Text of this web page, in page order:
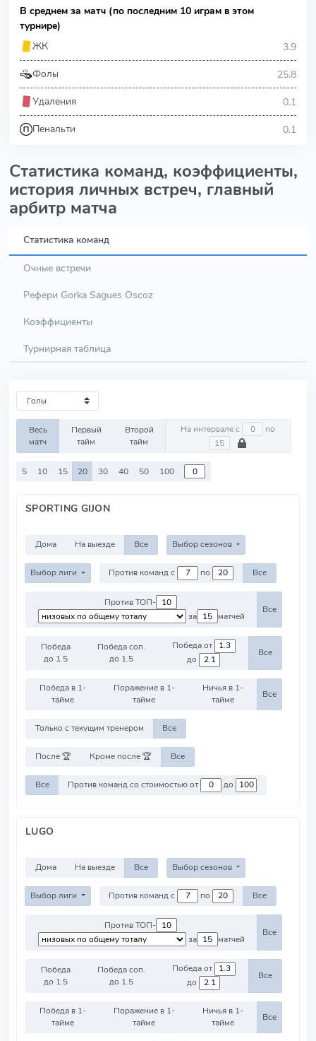
В среднем за матч (по последним 10 играм в этом
турнире)
ЖК
3.9
Фолы 25.8
Удаления 0.1
Пенальти 0.1
Статистика команд, коэффициенты,
история личных встреч, главный
арбитр матча
Статистика команд
Очные встречи
Рефери Gorka Sagues Oscoz
Коэффициенты
Турнирная таблица
Весь
матч
Первый
тайм
Второй
тайм
На интервале с по
5 10 15 20 30 40 50 100
SPORTING GIJON
Дома На выезде Все Выбор сезонов
Выбор лиги Против команд с по Все
Против ТОП-
за
матчей
Все
Победа
до 1.5
Победа соп.
до 1.5
Победа от
до
Все
Победа в 1-
тайме
Поражение в 1-
тайме
Ничья в 1-
тайме
Все
Только с текущим тренером Все
После 🏆 Кроме после 🏆 Все
Все Против команд со стоимостью от до
LUGO
Дома На выезде Все Выбор сезонов
Выбор лиги Против команд с по Все
Против ТОП-
за
матчей
Все
Победа
до 1.5
Победа соп.
до 1.5
Победа от
до
Все
Победа в 1-
тайме
Поражение в 1-
тайме
Ничья в 1-
тайме
Все